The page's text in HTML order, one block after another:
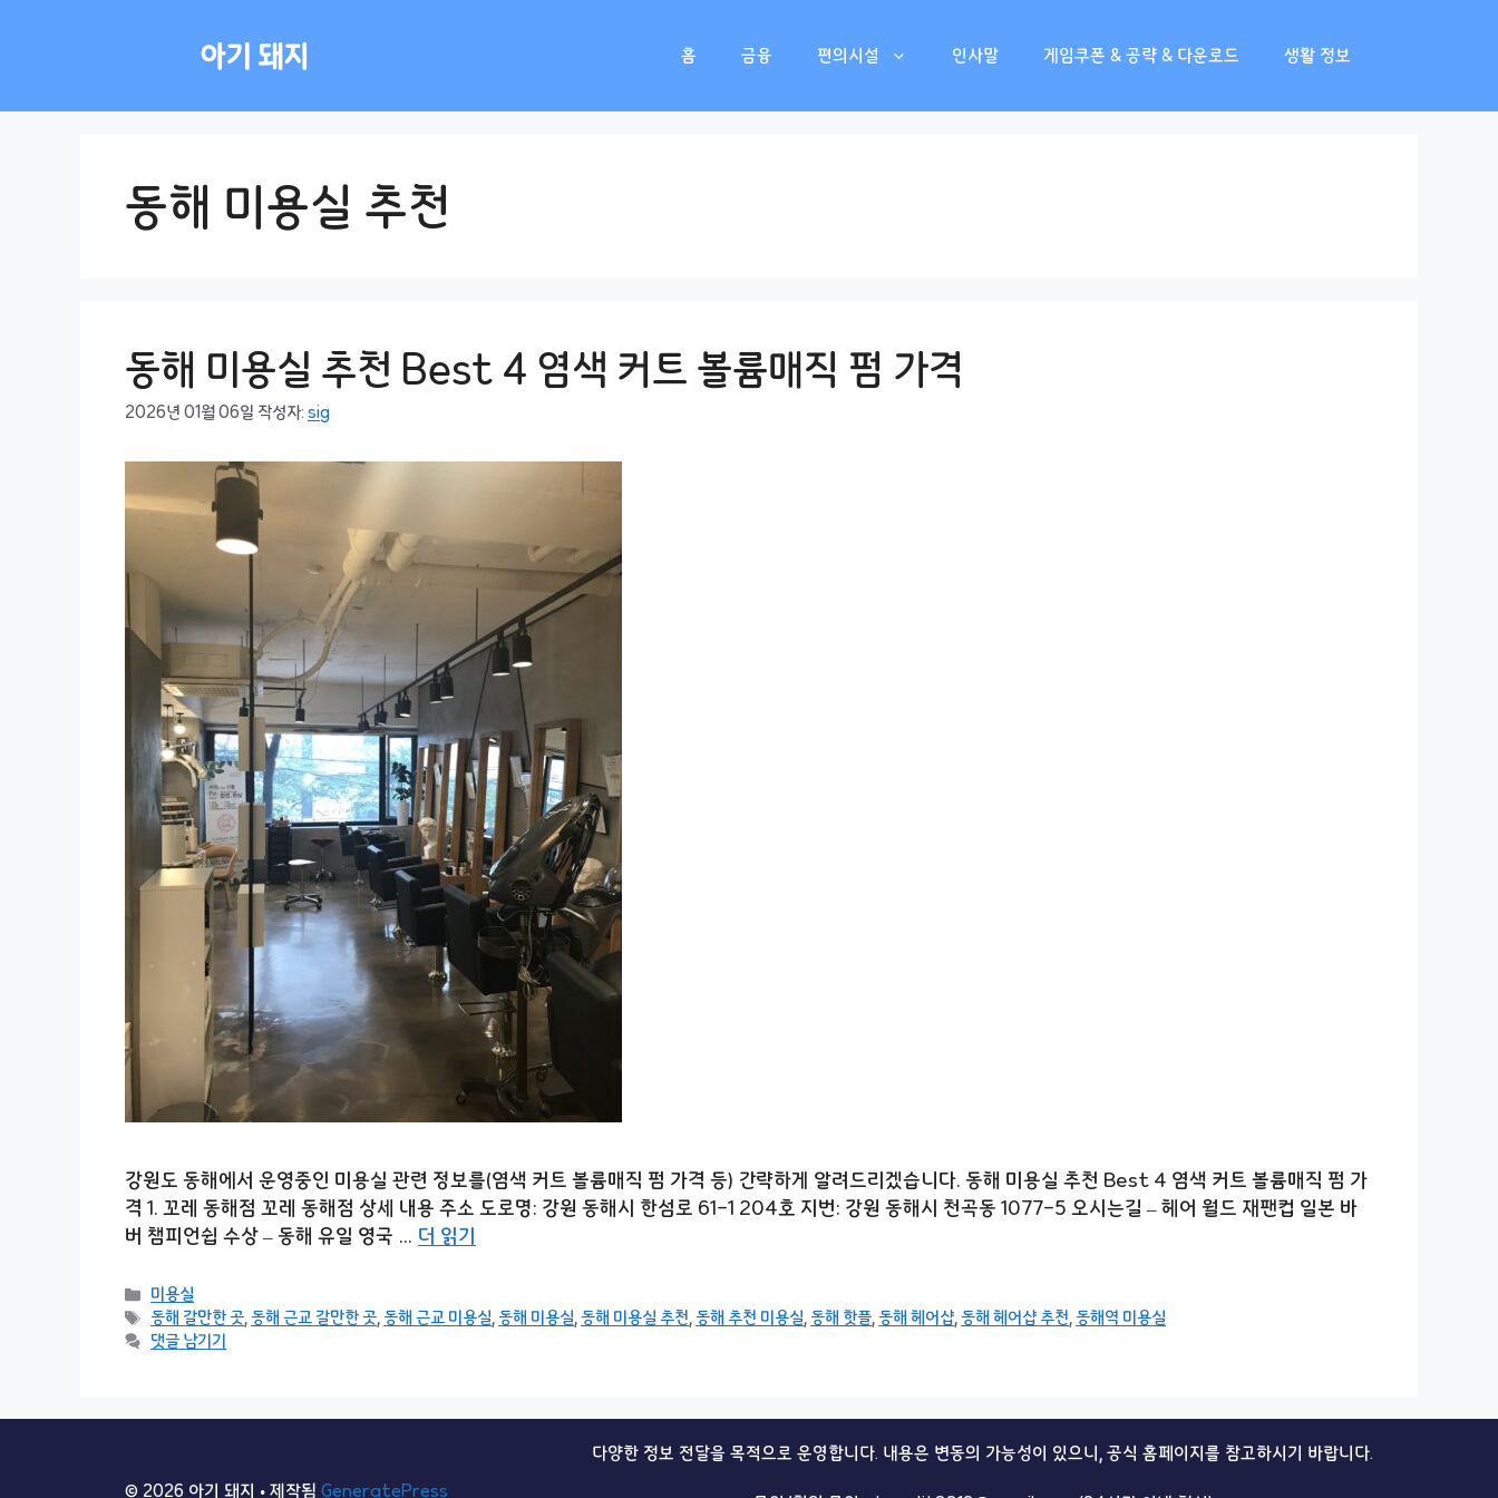
아기 돼지 홈 금융 편의시설 인사말 게임쿠폰 & 공략 & 다운로드 생활 정보
동해 미용실 추천
동해 미용실 추천 Best 4 염색 커트 볼륨매직 펌 가격
2026년 01월 06일 작성자:sig
강원도 동해에서 운영중인 미용실 관련 정보를(염색 커트 볼륨매직 펌 가격 등) 간략하게 알려드리겠습니다. 동해 미용실 추천 Best 4 염색 커트 볼륨매직 펌 가
격 1. 꼬레 동해점 꼬레 동해점 상세 내용 주소 도로명: 강원 동해시 한섬로 61-1 204호 지번: 강원 동해시 천곡동 1077-5 오시는길 – 헤어 월드 재팬컵 일본 바
버 챔피언쉽 수상 – 동해 유일 영국 … 더 읽기
카
테
고
미용실
태
그
동해 갈만한 곳,동해 근교 갈만한 곳,동해 근교 미용실,동해 미용실,동해 미용실 추천,동해 추천 미용실,동해 핫플,동해 헤어샵,동해 헤어샵 추천,동해역 미용실
댓글 남기기
다양한 정보 전달을 목적으로 운영합니다. 내용은 변동의 가능성이 있으니, 공식 홈페이지를 참고하시기 바랍니다.
© 2026 아기 돼지 • 제작됨 GeneratePress